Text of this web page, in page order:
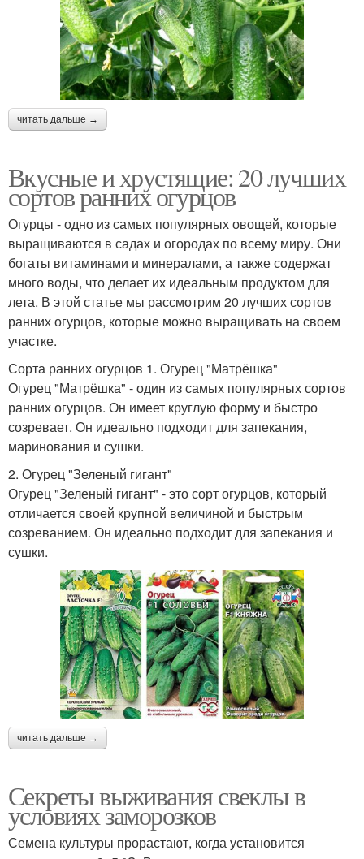
читать дальше →
Вкусные и хрустящие: 20 лучших
сортов ранних огурцов
Огурцы - одно из самых популярных овощей, которые
выращиваются в садах и огородах по всему миру. Они
богаты витаминами и минералами, а также содержат
много воды, что делает их идеальным продуктом для
лета. В этой статье мы рассмотрим 20 лучших сортов
ранних огурцов, которые можно выращивать на своем
участке.
Сорта ранних огурцов 1. Огурец "Матрёшка"
Огурец "Матрёшка" - один из самых популярных сортов
ранних огурцов. Он имеет круглую форму и быстро
созревает. Он идеально подходит для запекания,
маринования и сушки.
2. Огурец "Зеленый гигант"
Огурец "Зеленый гигант" - это сорт огурцов, который
отличается своей крупной величиной и быстрым
созреванием. Он идеально подходит для запекания и
сушки.
читать дальше →
Секреты выживания свеклы в
условиях заморозков
Семена культуры прорастают, когда установится